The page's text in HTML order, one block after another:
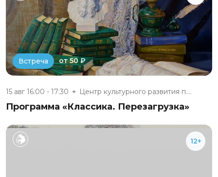
Встреча от 50 ₽
15 авг 16:00 - 17:30 Центр культурного развития п....
Программа «Классика. Перезагрузка»
12+